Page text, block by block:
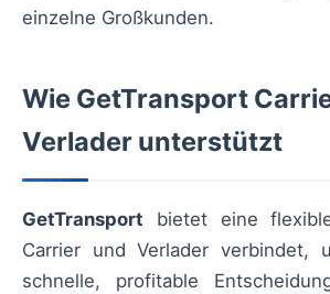
einzelne Großkunden.
Wie GetTransport
Verlader unterstützt
GetTransport bietet eine
Carrier und Verlader verbindet,
schnelle, profitable